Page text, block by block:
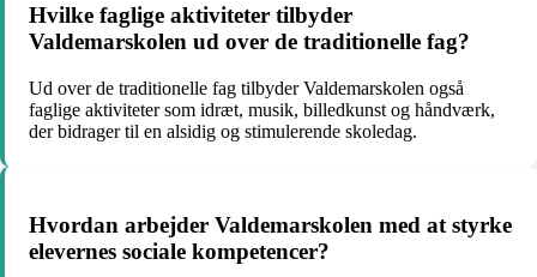
Hvilke faglige aktiviteter tilbyder
Valdemarskolen ud over de traditionelle fag?
Ud over de traditionelle fag tilbyder Valdemarskolen også
faglige aktiviteter som idræt, musik, billedkunst og håndværk,
der bidrager til en alsidig og stimulerende skoledag.
Hvordan arbejder Valdemarskolen med at styrke
elevernes sociale kompetencer?